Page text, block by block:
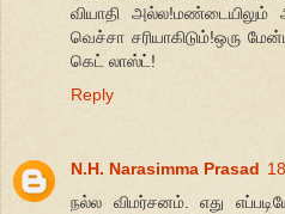
வியாதி
வெச்சா சரியாகிடும்!ஒரு
கெட் லாஸ்ட்!
Reply
N.H. Narasimma Prasad
நல்ல விமர்சனம். எது